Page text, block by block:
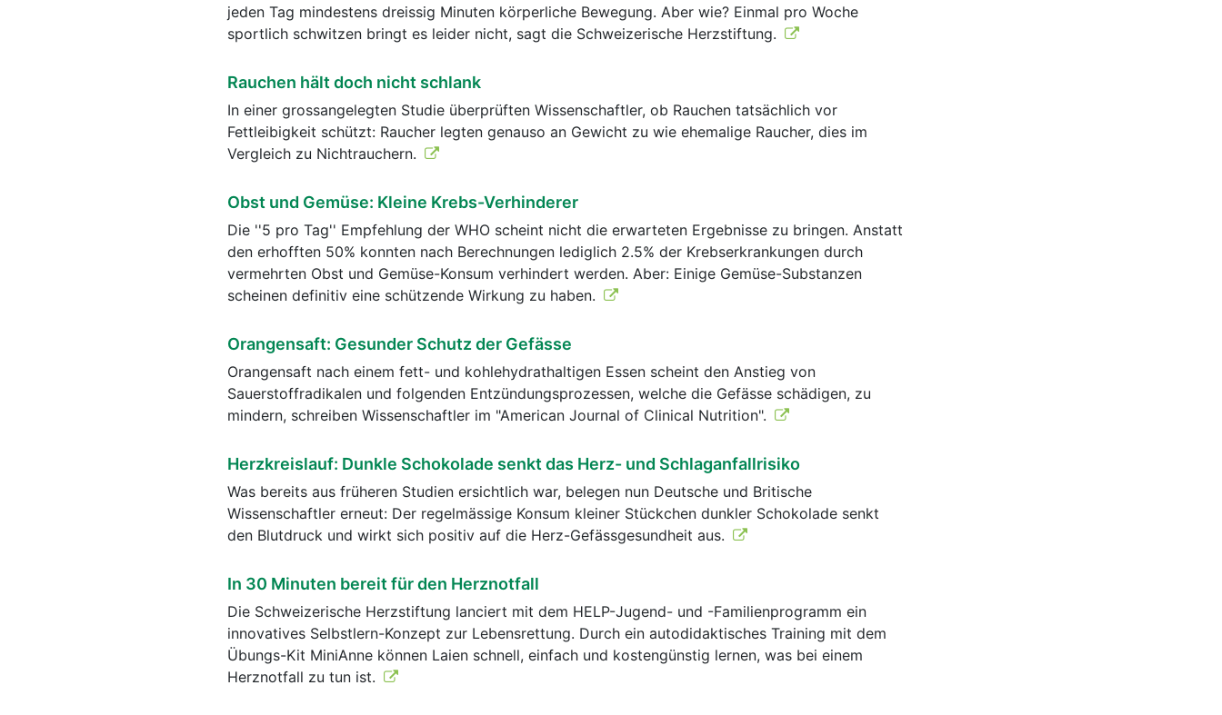
jeden Tag mindestens dreissig Minuten körperliche Bewegung. Aber wie? Einmal pro Woche
sportlich schwitzen bringt es leider nicht, sagt die Schweizerische Herzstiftung.
Rauchen hält doch nicht schlank
In einer grossangelegten Studie überprüften Wissenschaftler, ob Rauchen tatsächlich vor
Fettleibigkeit schützt: Raucher legten genauso an Gewicht zu wie ehemalige Raucher, dies im
Vergleich zu Nichtrauchern.
Obst und Gemüse: Kleine Krebs-Verhinderer
Die ''5 pro Tag'' Empfehlung der WHO scheint nicht die erwarteten Ergebnisse zu bringen. Anstatt
den erhofften 50% konnten nach Berechnungen lediglich 2.5% der Krebserkrankungen durch
vermehrten Obst und Gemüse-Konsum verhindert werden. Aber: Einige Gemüse-Substanzen
scheinen definitiv eine schützende Wirkung zu haben.
Orangensaft: Gesunder Schutz der Gefässe
Orangensaft nach einem fett- und kohlehydrathaltigen Essen scheint den Anstieg von
Sauerstoffradikalen und folgenden Entzündungsprozessen, welche die Gefässe schädigen, zu
mindern, schreiben Wissenschaftler im "American Journal of Clinical Nutrition".
Herzkreislauf: Dunkle Schokolade senkt das Herz- und Schlaganfallrisiko
Was bereits aus früheren Studien ersichtlich war, belegen nun Deutsche und Britische
Wissenschaftler erneut: Der regelmässige Konsum kleiner Stückchen dunkler Schokolade senkt
den Blutdruck und wirkt sich positiv auf die Herz-Gefässgesundheit aus.
In 30 Minuten bereit für den Herznotfall
Die Schweizerische Herzstiftung lanciert mit dem HELP-Jugend- und -Familienprogramm ein
innovatives Selbstlern-Konzept zur Lebensrettung. Durch ein autodidaktisches Training mit dem
Übungs-Kit MiniAnne können Laien schnell, einfach und kostengünstig lernen, was bei einem
Herznotfall zu tun ist.